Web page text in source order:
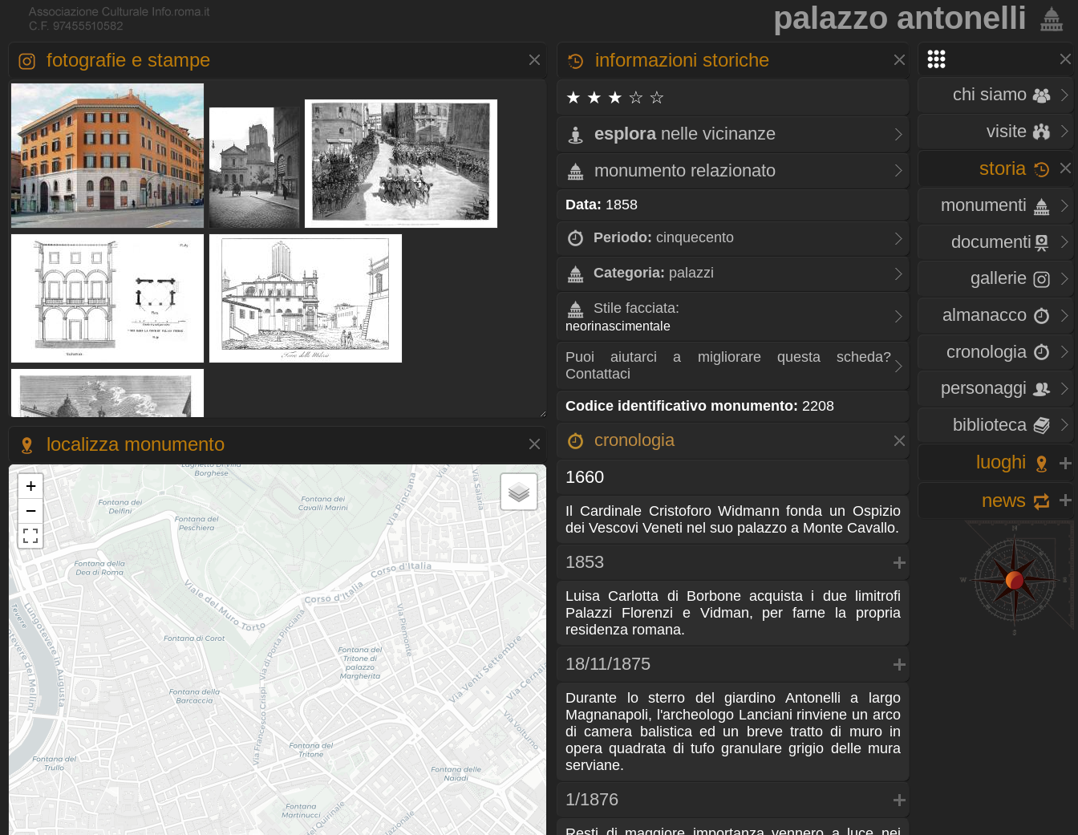
palazzo antonelli
chi siamo
visite
storia
monumenti
documenti
gallerie
almanacco
cronologia
personaggi
biblioteca
luoghi
news
fotografie e stampe
localizza monumento
+
−
informazioni storiche
★ ★ ★ ☆ ☆
esplora nelle vicinanze
monumento relazionato
Data: 1858
Periodo: cinquecento
Categoria: palazzi
Stile facciata:
neorinascimentale
Puoi aiutarci a migliorare questa scheda?
Contattaci
Codice identificativo monumento: 2208
cronologia
1660
Il Cardinale Cristoforo Widmann fonda un Ospizio
dei Vescovi Veneti nel suo palazzo a Monte Cavallo.
1853
Luisa Carlotta di Borbone acquista i due limitrofi
Palazzi Florenzi e Vidman, per farne la propria
residenza romana.
18/11/1875
Durante lo sterro del giardino Antonelli a largo
Magnanapoli, l'archeologo Lanciani rinviene un arco
di camera balistica ed un breve tratto di muro in
opera quadrata di tufo granulare grigio delle mura
serviane.
1/1876